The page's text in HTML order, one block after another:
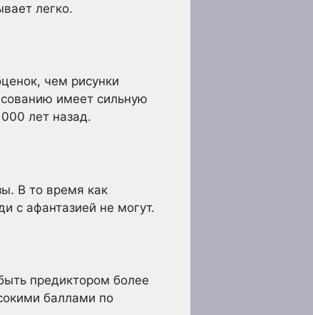
легко.
чем рисунки
имеет сильную
лет назад.
В то время как
с афантазией не могут.
предиктором более
баллами по